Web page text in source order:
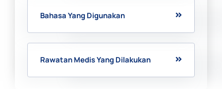
Bahasa Yang Digunakan
Rawatan Medis Yang Dilakukan